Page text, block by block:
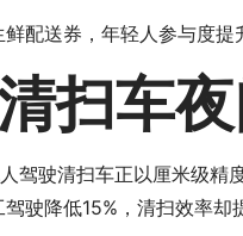
配送券，年轻人参与度
扫车
驾驶清扫车正以厘米级精
驶降低15%，清扫效率却